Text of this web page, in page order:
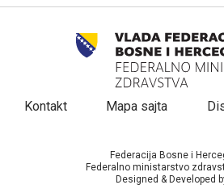
Kontakt Mapa sajta
Federacija Bosne i
Federalno ministarstvo
Designed & Developed